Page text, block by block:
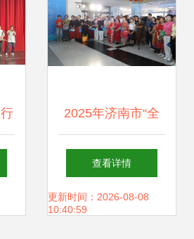
2025年济南市“全
民健身日”主题系列
活动盛大开启 全民
查看详情
更新时间：2026-08-08
10:40:59